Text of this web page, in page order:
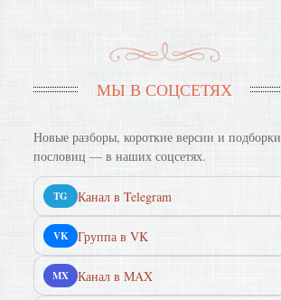
МЫ В СОЦСЕТЯХ
Новые разборы, короткие версии и подборки
пословиц — в наших соцсетях.
TG Канал в Telegram
VK Группа в VK
MX Канал в MAX